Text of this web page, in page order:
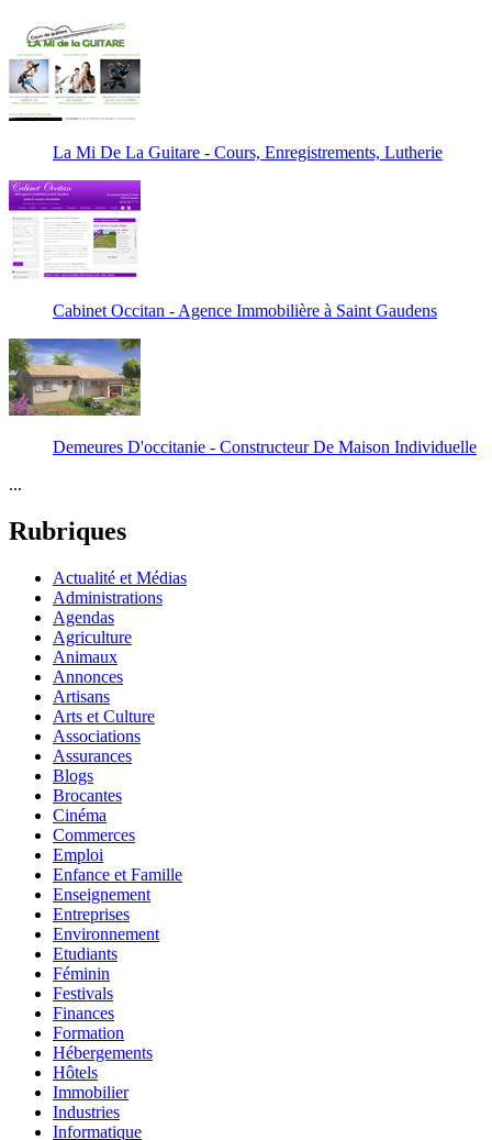
La Mi De La Guitare - Cours, Enregistrements, Lutherie
Cabinet Occitan - Agence Immobilière à Saint Gaudens
Demeures D'occitanie - Constructeur De Maison Individuelle
...
Rubriques
Actualité et Médias
Administrations
Agendas
Agriculture
Animaux
Annonces
Artisans
Arts et Culture
Associations
Assurances
Blogs
Brocantes
Cinéma
Commerces
Emploi
Enfance et Famille
Enseignement
Entreprises
Environnement
Etudiants
Féminin
Festivals
Finances
Formation
Hébergements
Hôtels
Immobilier
Industries
Informatique